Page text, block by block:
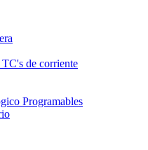
de corriente
Programables